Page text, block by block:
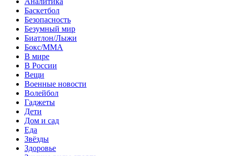
Баскетбол
Безопасность
Безумный мир
Биатлон/Лыжи
Бокс/MMA
В мире
В России
Вещи
Военные новости
Волейбол
Гаджеты
Дети
Дом и сад
Еда
Звёзды
Здоровье